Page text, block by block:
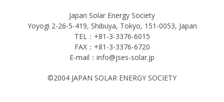
Japan Solar Energy Society
Yoyogi 2-26-5-419, Shibuya, Tokyo, 151-0053, Japan
TEL：+81-3-3376-6015
FAX：+81-3-3376-6720
E-mail：info@jses-solar.jp
©2004 JAPAN SOLAR ENERGY SOCIETY